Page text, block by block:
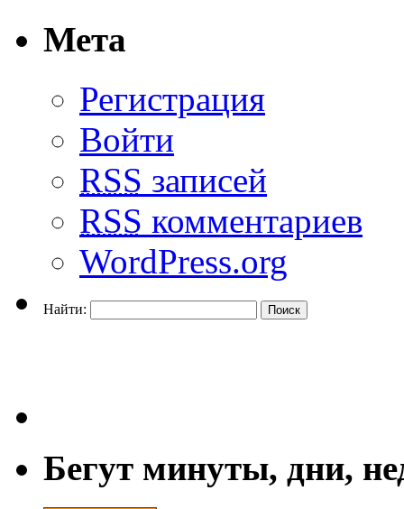
Мета
Регистрация
Войти
RSS записей
RSS комментариев
WordPress.org
Найти:
Бегут минуты, дни,